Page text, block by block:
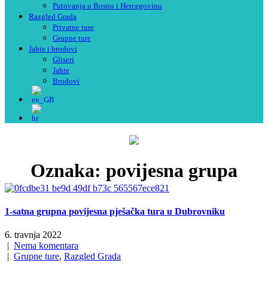
Putovanja u Bosnu i Hercegovinu
Razgled Grada
Privatne ture
Grupne ture
Jahte i brodovi
Gliseri
Jahte
Brodovi
Oznaka: povijesna grupa
1-satna grupna povijesna pješačka tura u Dubrovniku
6. travnja 2022
| Nema komentara
| Grupne ture, Razgled Grada